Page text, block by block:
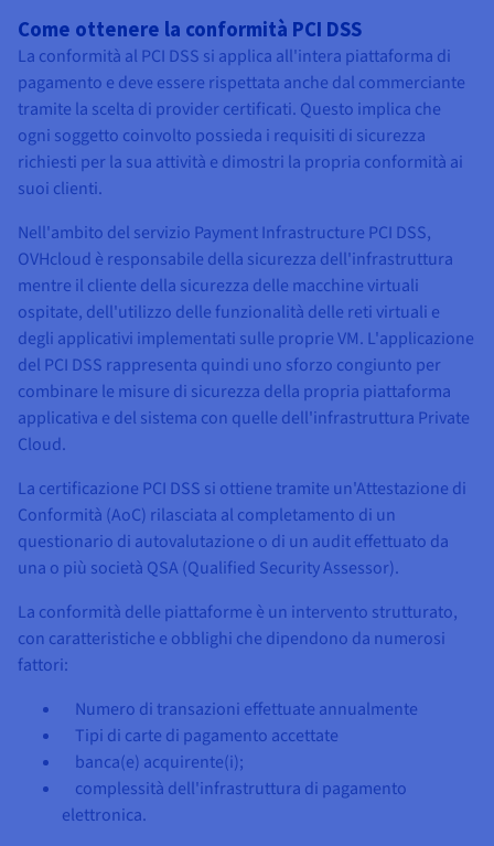
Come ottenere la conformità PCI DSS
La conformità al PCI DSS si applica all'intera piattaforma di
pagamento e deve essere rispettata anche dal commerciante
tramite la scelta di provider certificati. Questo implica che
ogni soggetto coinvolto possieda i requisiti di sicurezza
richiesti per la sua attività e dimostri la propria conformità ai
suoi clienti.
Nell'ambito del servizio Payment Infrastructure PCI DSS,
OVHcloud è responsabile della sicurezza dell'infrastruttura
mentre il cliente della sicurezza delle macchine virtuali
ospitate, dell'utilizzo delle funzionalità delle reti virtuali e
degli applicativi implementati sulle proprie VM. L'applicazione
del PCI DSS rappresenta quindi uno sforzo congiunto per
combinare le misure di sicurezza della propria piattaforma
applicativa e del sistema con quelle dell'infrastruttura Private
Cloud.
La certificazione PCI DSS si ottiene tramite un'Attestazione di
Conformità (AoC) rilasciata al completamento di un
questionario di autovalutazione o di un audit effettuato da
una o più società QSA (Qualified Security Assessor).
La conformità delle piattaforme è un intervento strutturato,
con caratteristiche e obblighi che dipendono da numerosi
fattori:
Numero di transazioni effettuate annualmente
Tipi di carte di pagamento accettate
banca(e) acquirente(i);
complessità dell'infrastruttura di pagamento
elettronica.